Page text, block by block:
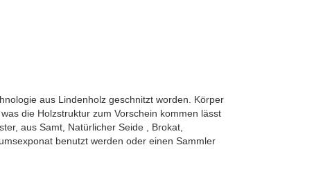
aus Lindenholz geschnitzt worden. Körper
die Holzstruktur zum Vorschein kommen lässt
aus Samt, Natürlicher Seide , Brokat,
benutzt werden oder einen Sammler